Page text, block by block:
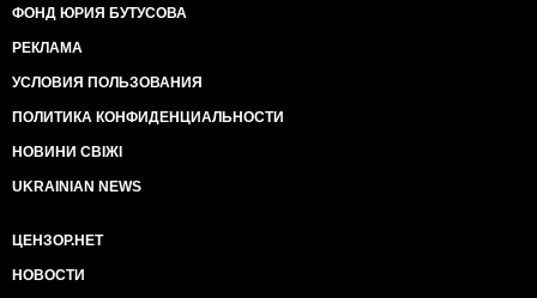
ФОНД ЮРИЯ БУТУСОВА
РЕКЛАМА
УСЛОВИЯ ПОЛЬЗОВАНИЯ
ПОЛИТИКА КОНФИДЕНЦИАЛЬНОСТИ
НОВИНИ СВІЖІ
UKRAINIAN NEWS
ЦЕНЗОР.НЕТ
НОВОСТИ